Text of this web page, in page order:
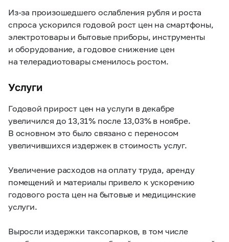
Из-за произошедшего ослабления рубля и роста
спроса ускорился годовой рост цен на смартфоны,
электротовары и бытовые приборы, инструменты
и оборудование, а годовое снижение цен
на телерадиотовары сменилось ростом.
Услуги
Годовой прирост цен на услуги в декабре
увеличился до 13,31% после 13,03% в ноябре.
В основном это было связано с переносом
увеличившихся издержек в стоимость услуг.
Увеличение расходов на оплату труда, аренду
помещений и материалы привело к ускорению
годового роста цен на бытовые и медицинские
услуги.
Выросли издержки таксопарков, в том числе